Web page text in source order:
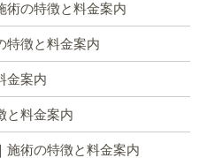
術の特徴と料金案内
特徴と料金案内
金案内
と料金案内
施術の特徴と料金案内